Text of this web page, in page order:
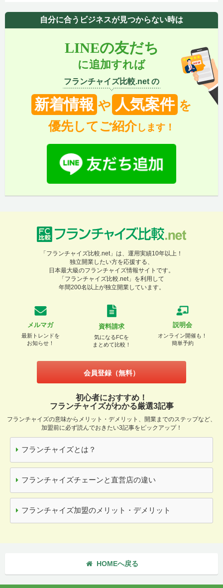
自分に合うビジネスが見つからない時は
LINEの友だち
に追加すれば
フランチャイズ比較.net の
新着情報 や 人気案件 を
優先してご紹介します！
「フランチャイズ比較.net」は、運用実績10年以上！
独立開業したい方を応援する、
日本最大級のフランチャイズ情報サイトです。
「フランチャイズ比較.net」を利用して
年間200名以上が独立開業しています。
メルマガ
最新トレンドを
お知らせ！
資料請求
気になるFCを
まとめて比較！
説明会
オンライン開催も！
簡単予約
会員登録（無料）
初心者におすすめ！
フランチャイズがわかる厳選3記事
フランチャイズの意味からメリット・デメリット、開業までのステップなど、
加盟前に必ず読んでおきたい3記事をピックアップ！
フランチャイズとは？
フランチャイズチェーンと直営店の違い
フランチャイズ加盟のメリット・デメリット
HOMEへ戻る